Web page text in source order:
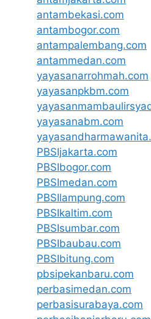
antambekasi.com
antambogor.com
antampalembang.com
antammedan.com
yayasanarrohmah.com
yayasanpkbm.com
yayasanabm.com
PBSIjakarta.com
PBSIbogor.com
PBSImedan.com
PBSIlampung.com
PBSIkaltim.com
PBSIsumbar.com
PBSIbaubau.com
PBSIbitung.com
pbsipekanbaru.com
perbasimedan.com
perbasisurabaya.com